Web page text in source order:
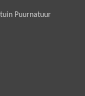
Puurnatuur